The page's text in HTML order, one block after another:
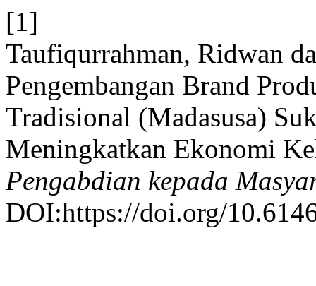
[1]
Taufiqurrahman, Ridwan
Pengembangan Brand
Tradisional (Madasusa)
Meningkatkan Ekonomi
Pengabdian kepada
DOI:https://doi.org/